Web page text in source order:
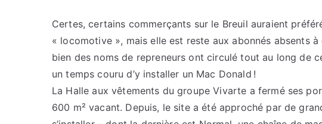
Certes, certains commerçants sur le Breuil auraient
« locomotive », mais elle est reste aux abonnés absents
bien des noms de repreneurs ont circulé tout au long de
un temps couru d’y installer un Mac Donald !
La Halle aux vêtements du groupe Vivarte a fermé ses
600 m² vacant. Depuis, le site a été approché par de